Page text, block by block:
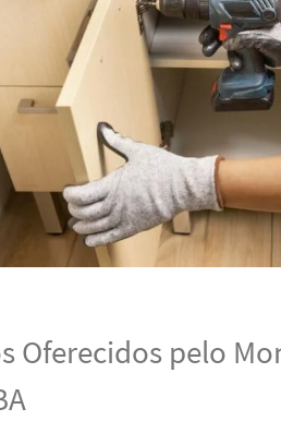
Oferecidos pelo